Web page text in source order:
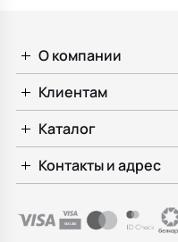
О компании
Клиентам
Каталог
Контакты и адрес